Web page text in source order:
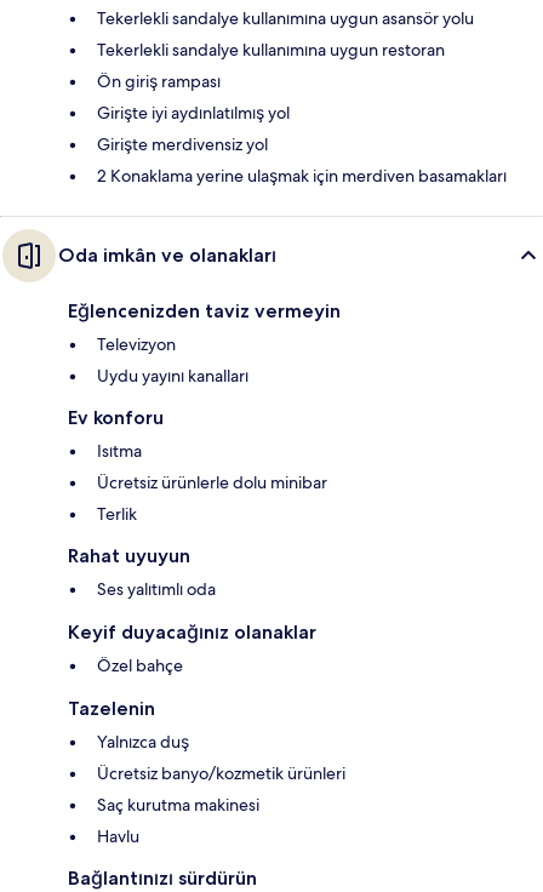
Tekerlekli sandalye kullanımına uygun asansör yolu
Tekerlekli sandalye kullanımına uygun restoran
Ön giriş rampası
Girişte iyi aydınlatılmış yol
Girişte merdivensiz yol
2 Konaklama yerine ulaşmak için merdiven basamakları
Oda imkân ve olanakları
Eğlencenizden taviz vermeyin
Televizyon
Uydu yayını kanalları
Ev konforu
Isıtma
Ücretsiz ürünlerle dolu minibar
Terlik
Rahat uyuyun
Ses yalıtımlı oda
Keyif duyacağınız olanaklar
Özel bahçe
Tazelenin
Yalnızca duş
Ücretsiz banyo/kozmetik ürünleri
Saç kurutma makinesi
Havlu
Bağlantınızı sürdürün